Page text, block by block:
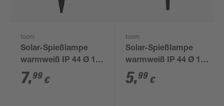
toom
Solar-Spießlampe
warmweiß IP 44 Ø 15
x 44 cm
7,99 €
toom
Solar-Spießlampe
warmweiß IP 44 Ø 10
x 39 cm
5,99 €